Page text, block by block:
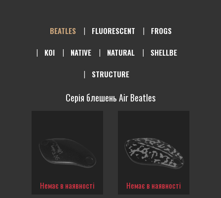
BEATLES FLUORESCENT
FROGS
KOI
NATIVE NATURAL
SHELLBE
STRUCTURE
Серія блешень Air Beatles
Немає в наявності Немає в наявності